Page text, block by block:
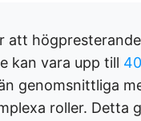
att högpresterande
kan vara upp till
genomsnittliga
roller. Detta